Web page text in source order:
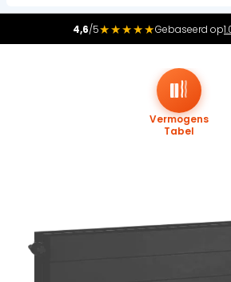
4,6/5★★★★★Gebaseerd op
Vermogens
Tabel